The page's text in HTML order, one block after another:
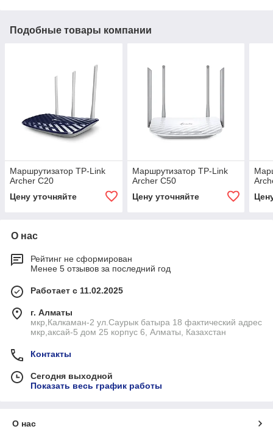
Подобные товары компании
Маршрутизатор TP-Link
Archer C20
Цену уточняйте
Маршрутизатор TP-Link
Archer C50
Цену уточняйте
О нас
Рейтинг не сформирован
Менее 5 отзывов за последний год
Работает с 11.02.2025
г. Алматы
мкр,Калкаман-2 ул.Саурык батыра 18 фактический адрес
мкр,аксай-5 дом 25 корпус 6, Алматы, Казахстан
Контакты
Сегодня выходной
Показать весь график работы
О нас